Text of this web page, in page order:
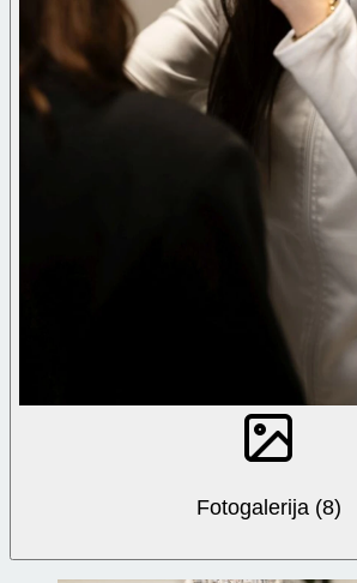
Fotogalerija (8)